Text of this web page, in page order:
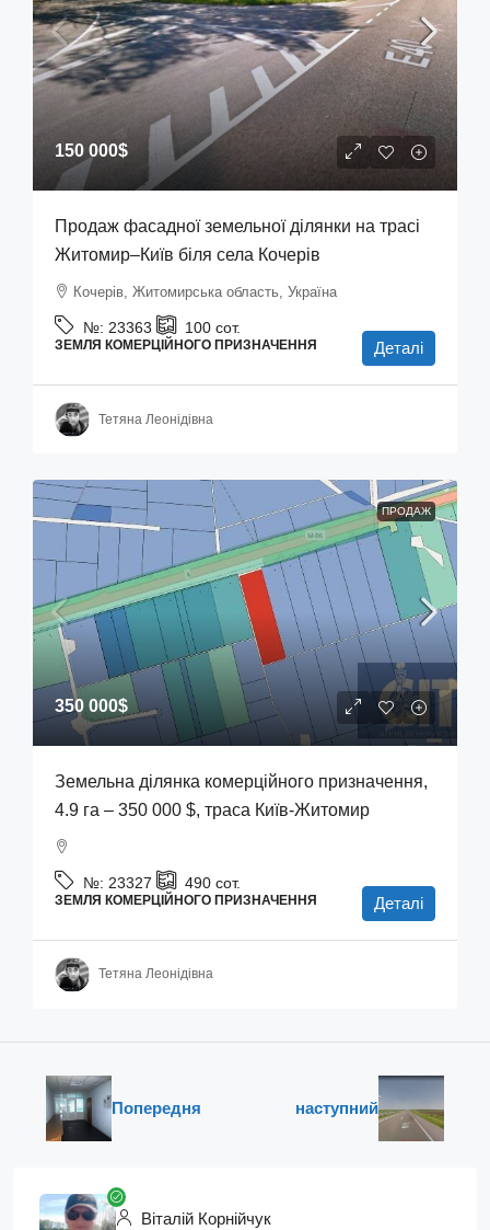
150 000$
Продаж фасадної земельної ділянки на трасі
Житомир–Київ біля села Кочерів
Кочерів, Житомирська область, Україна
№: 23363 100 сот.
ЗЕМЛЯ КОМЕРЦІЙНОГО ПРИЗНАЧЕННЯ Деталі
Тетяна Леонідівна
ПРОДАЖ
350 000$
Земельна ділянка комерційного призначення,
4.9 га – 350 000 $, траса Київ-Житомир
№: 23327 490 сот.
ЗЕМЛЯ КОМЕРЦІЙНОГО ПРИЗНАЧЕННЯ Деталі
Тетяна Леонідівна
Попередня наступний
Віталій Корнійчук